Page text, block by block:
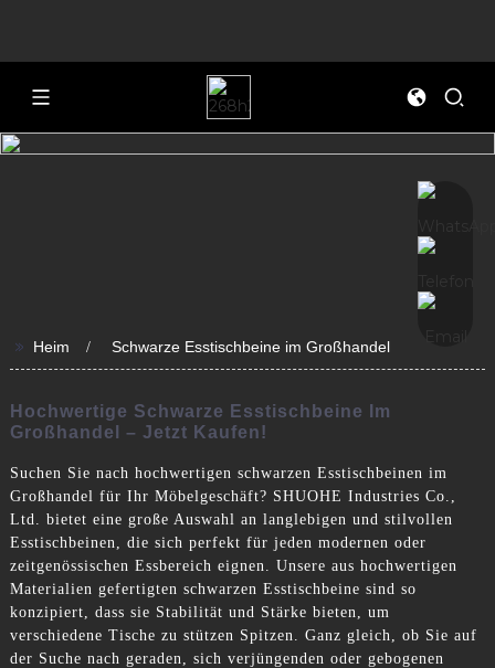
>> Heim Schwarze Esstischbeine im Großhandel
Hochwertige Schwarze Esstischbeine Im
Großhandel – Jetzt Kaufen!
Suchen Sie nach hochwertigen schwarzen Esstischbeinen im
Großhandel für Ihr Möbelgeschäft? SHUOHE Industries Co.,
Ltd. bietet eine große Auswahl an langlebigen und stilvollen
Esstischbeinen, die sich perfekt für jeden modernen oder
zeitgenössischen Essbereich eignen. Unsere aus hochwertigen
Materialien gefertigten schwarzen Esstischbeine sind so
konzipiert, dass sie Stabilität und Stärke bieten, um
verschiedene Tische zu stützen Spitzen. Ganz gleich, ob Sie auf
der Suche nach geraden, sich verjüngenden oder gebogenen